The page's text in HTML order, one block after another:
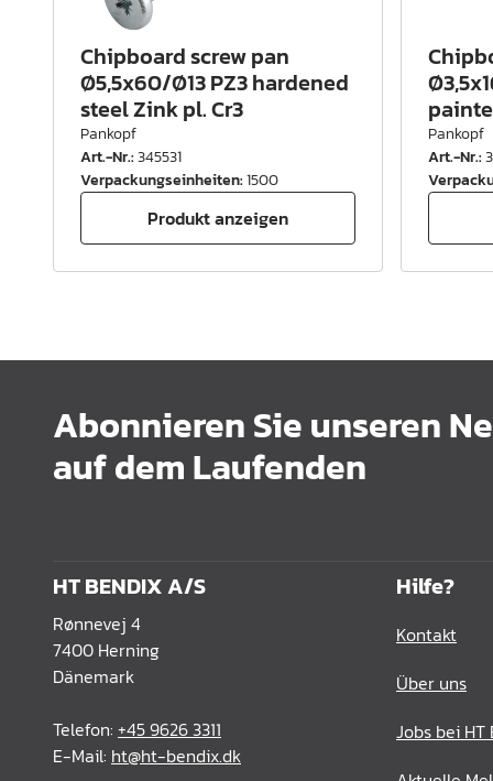
Chipboard screw pan
Ø5,5x60/Ø13 PZ3 hardened
steel Zink pl. Cr3
Pankopf
Art.-Nr.:345531
Verpackungseinheiten:1500
Produkt anzeigen
Pankopf
Art.-Nr.:
Abonnieren Sie unseren
auf dem Laufenden
HT BENDIX A/S
Rønnevej 4
7400 Herning
Dänemark
Telefon: +45 9626 3311
E-Mail: ht@ht-bendix.dk
Hilfe?
Kontakt
Über uns
Jobs bei HT